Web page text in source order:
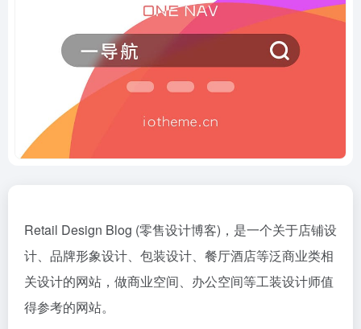
Retail Design Blog (零售设计博客)，是一个关于店铺设
计、品牌形象设计、包装设计、餐厅酒店等泛商业类相
关设计的网站，做商业空间、办公空间等工装设计师值
得参考的网站。